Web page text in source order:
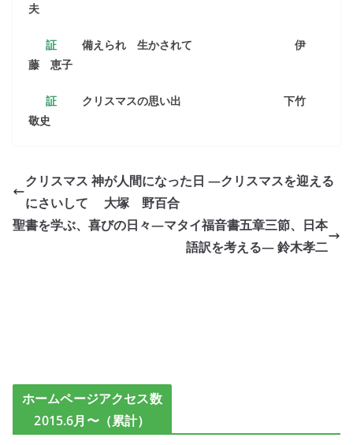
夫
証 備えられ 生かされて
伊
藤 恵子
証 クリスマスの思い出
下竹
敬史
クリスマス 神が人間になった日 ―クリスマスを迎える
にさいして 大塚 野百合
聖書を学ぶ、喜びの日々―マタイ福音書五章三節、日本
語訳を考える― 鈴木孝二
ホームページアクセス数
2015.6月〜（累計）